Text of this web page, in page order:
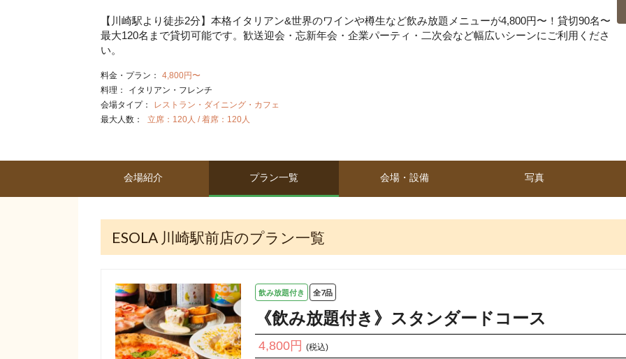
【川崎駅より徒歩2分】本格イタリアン&世界のワインや樽生など飲み放題メニューが4,800円〜！貸切90名〜
最大120名まで貸切可能です。歓送迎会・忘新年会・企業パーティ・二次会など幅広いシーンにご利用くださ
い。
料金・プラン：
4,800円〜
料理：
イタリアン・フレンチ
会場タイプ：
レストラン・ダイニング・カフェ
最大人数：
立席：120人 / 着席：120人
会場紹介 プラン一覧 会場・設備 写真
ESOLA 川崎駅前店のプラン一覧
飲み放題付き 全7品
《飲み放題付き》スタンダードコース
4,800円 (税込)